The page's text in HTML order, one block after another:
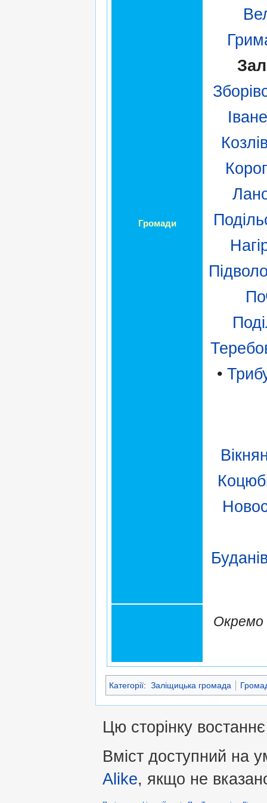
Громади
•
Окремо
Категорії: Заліщицька громада
Цю сторінку
Вміст доступний на
Alike, якщо не